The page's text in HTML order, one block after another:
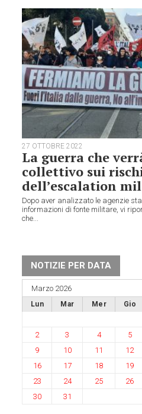
27 OTTOBRE 2022
La guerra che
collettivo sui
dell’escalation
Dopo aver analizzato le agenzie
informazioni di fonte militare, vi
che...
NOTIZIE PER DATA
Marzo 2026
Lun Mar Mer Gio
2
3 4 5
9
10 11 12
16
17 18 19
23
24 25 26
30
31